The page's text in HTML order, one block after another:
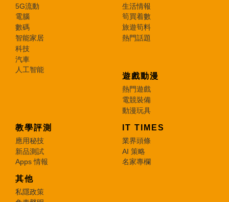
5G流動
電腦
數碼
智能家居
科技
汽車
人工智能
生活情報
筍買着數
旅遊筍料
熱門話題
遊戲動漫
熱門遊戲
電競裝備
動漫玩具
教學評測
應用秘技
新品測試
Apps 情報
IT TIMES
業界頭條
AI 策略
名家專欄
其他
私隱政策